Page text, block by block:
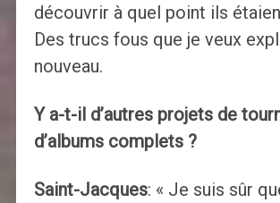
découvrir à quel point ils
Des trucs fous que je veux
nouveau.
Y a-t-il d’autres projets de
d’albums complets ?
Saint-Jacques: « Je suis sûr